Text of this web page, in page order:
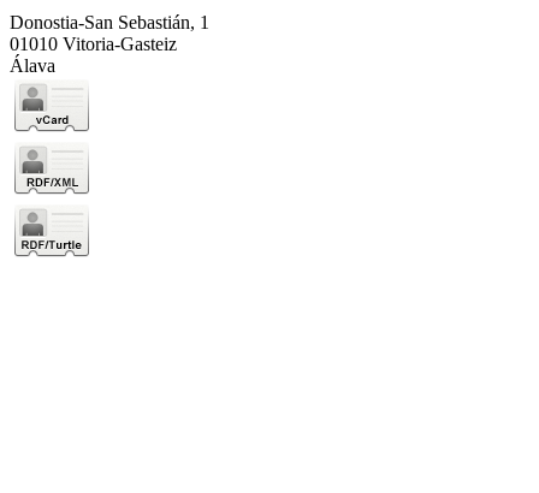
Donostia-San Sebastián, 1
01010 Vitoria-Gasteiz
Álava